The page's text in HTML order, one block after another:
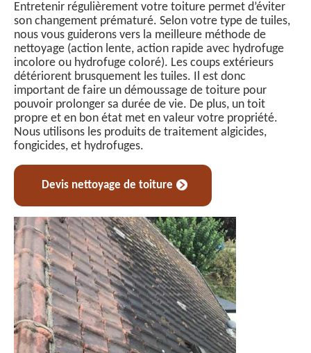
Entretenir régulièrement votre toiture permet d’éviter
son changement prématuré. Selon votre type de tuiles,
nous vous guiderons vers la meilleure méthode de
nettoyage (action lente, action rapide avec hydrofuge
incolore ou hydrofuge coloré). Les coups extérieurs
détériorent brusquement les tuiles. Il est donc
important de faire un démoussage de toiture pour
pouvoir prolonger sa durée de vie. De plus, un toit
propre et en bon état met en valeur votre propriété.
Nous utilisons les produits de traitement algicides,
fongicides, et hydrofuges.
Devis nettoyage de toiture